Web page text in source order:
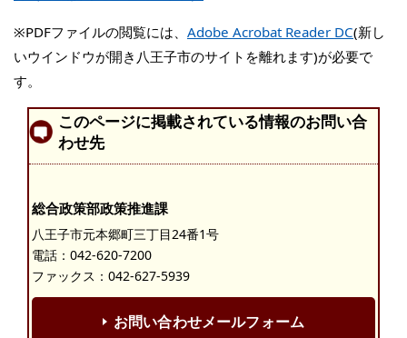
※PDFファイルの閲覧には、 Adobe Acrobat Reader DC(新し
いウインドウが開き八王子市のサイトを離れます)が必要で
す。
このページに掲載されている情報のお問い合
わせ先
総合政策部政策推進課
八王子市元本郷町三丁目24番1号
電話： 042-620-7200
ファックス：042-627-5939
お問い合わせメールフォーム